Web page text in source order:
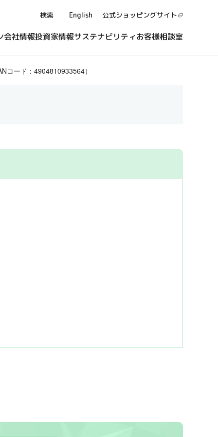
検索 English 公式ショッピングサイト
会社情報投資家情報サステナビリティお客様相談室
コード：4904810933564）